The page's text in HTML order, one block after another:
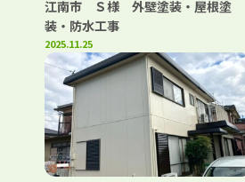
江南市 Ｓ様 外壁塗装・屋根塗
装・防水工事
2025.11.25